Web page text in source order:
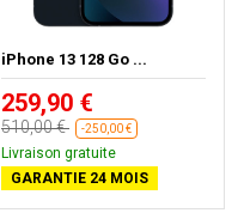
iPhone 13 128 Go ...
259,90 €
510,00 € -250,00 €
Livraison gratuite
GARANTIE 24 MOIS